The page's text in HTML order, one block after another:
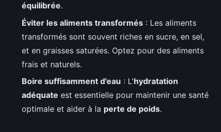
équilibrée.
Éviter les aliments transformés : Les aliments
transformés sont souvent riches en sucre, en sel,
et en graisses saturées. Optez pour des aliments
frais et naturels.
Boire suffisamment d'eau : L'hydratation
adéquate est essentielle pour maintenir une santé
optimale et aider à la perte de poids.